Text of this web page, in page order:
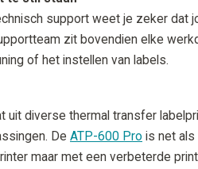
support weet je zeker dat
zit bovendien elke
of het instellen van labels.
uit diverse thermal transfer
De ATP-600 Pro is net als
maar met een verbeterde